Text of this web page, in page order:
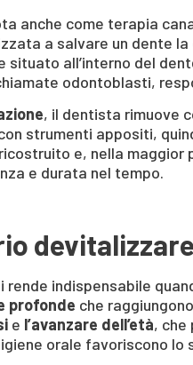
anche come terapia
a salvare un dente la
all’interno del
odontoblasti,
, il dentista rimuove
strumenti appositi,
e, nella
e durata nel tempo.
rende indispensabile
profonde che
e l’avanzare dell’età, che
orale favoriscono lo